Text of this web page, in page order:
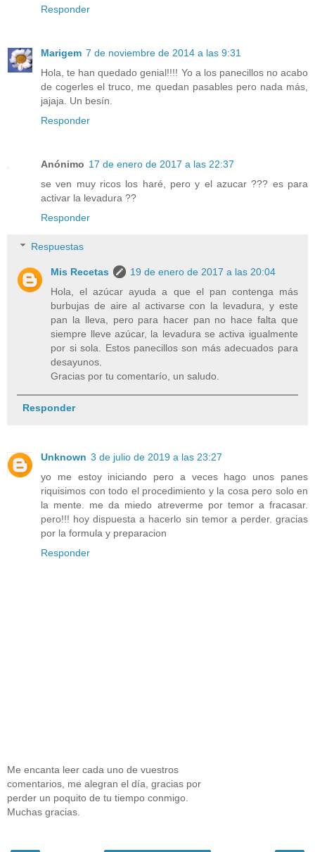
Responder
Marigem 7 de noviembre de 2014 a las 9:31
Hola, te han quedado genial!!!! Yo a los panecillos no acabo
de cogerles el truco, me quedan pasables pero nada más,
jajaja. Un besín.
Responder
Anónimo 17 de enero de 2017 a las 22:37
se ven muy ricos los haré, pero y el azucar ??? es para
activar la levadura ??
Responder
Respuestas
Mis Recetas
19 de enero de 2017 a las 20:04
Hola, el azúcar ayuda a que el pan contenga más
burbujas de aire al activarse con la levadura, y este
pan la lleva, pero para hacer pan no hace falta que
siempre lleve azúcar, la levadura se activa igualmente
por si sola. Estos panecillos son más adecuados para
desayunos.
Gracias por tu comentarío, un saludo.
Responder
Unknown 3 de julio de 2019 a las 23:27
yo me estoy iniciando pero a veces hago unos panes
riquisimos con todo el procedimiento y la cosa pero solo en
la mente. me da miedo atreverme por temor a fracasar.
pero!!! hoy dispuesta a hacerlo sin temor a perder. gracias
por la formula y preparacion
Responder
Me encanta leer cada uno de vuestros
comentarios, me alegran el día, gracias por
perder un poquito de tu tiempo conmigo.
Muchas gracias.